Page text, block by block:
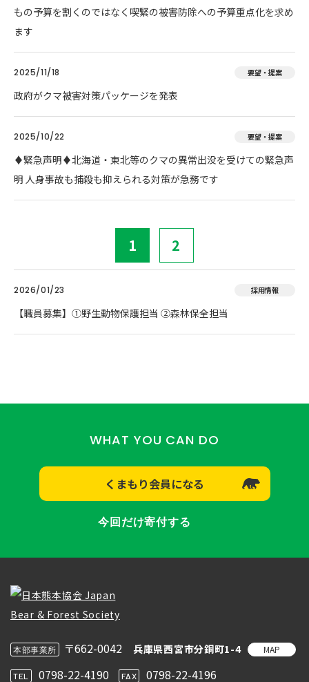
もの予算を割くのではなく喫緊の被害防除への予算重点化を求め
ます
2025/11/18 要望・提案
政府がクマ被害対策パッケージを発表
2025/10/22 要望・提案
♦️緊急声明♦️北海道・東北等のクマの異常出没を受けての緊急声
明 人身事故も捕殺も抑えられる対策が急務です
1 2
2026/01/23 採用情報
【職員募集】①野生動物保護担当 ②森林保全担当
WHAT YOU CAN DO
くまもり会員になる
今回だけ寄付する
本部事業所 〒662-0042 兵庫県西宮市分銅町1-4 MAP
TEL 0798-22-4190 FAX 0798-22-4196